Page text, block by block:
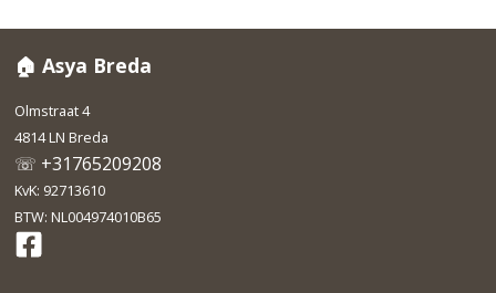
🏠 Asya Breda
Olmstraat 4
4814 LN Breda
☏ +31765209208
KvK: 92713610
BTW: NL004974010B65